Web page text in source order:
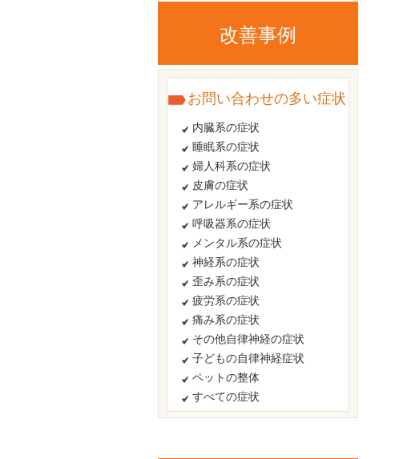
改善事例
お問い合わせの多い症状
内臓系の症状
睡眠系の症状
婦人科系の症状
皮膚の症状
アレルギー系の症状
呼吸器系の症状
メンタル系の症状
神経系の症状
歪み系の症状
疲労系の症状
痛み系の症状
その他自律神経の症状
子どもの自律神経症状
ペットの整体
すべての症状